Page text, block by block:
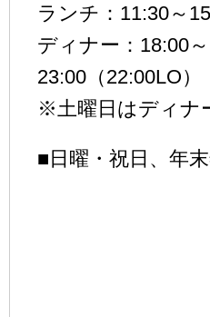
ランチ：11:30～
ディナー：18:00～
23:00（22:00LO）
※土曜日はディナ
■日曜・祝日、年